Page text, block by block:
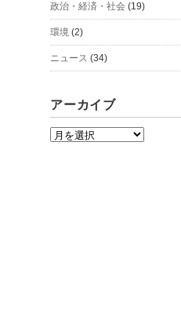
政治・経済・社会 (19)
環境 (2)
ニュース (34)
アーカイブ
ア